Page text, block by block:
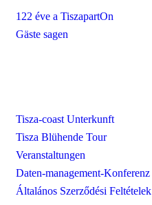
122 éve a TiszapartOn
Gäste sagen
Tisza-coast Unterkunft
Tisza Blühende Tour
Veranstaltungen
Daten-management-Konferenz
Általános Szerződési Feltételek